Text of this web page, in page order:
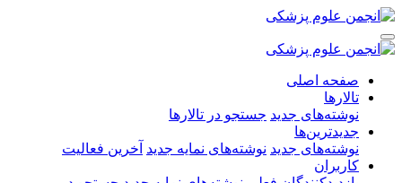
صفحه اصلی
تالارها
نوشته‌های جدید جستجو در تالارها
جدیدترین‌ها
نوشته‌های جدید نوشته‌های نمایه جدید آخرین فعالیت
کاربران